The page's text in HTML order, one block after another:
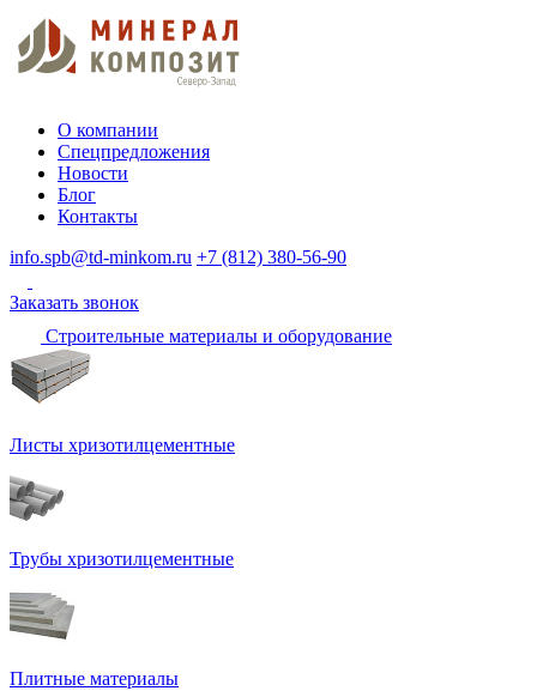
О компании
Спецпредложения
Новости
Блог
Контакты
info.spb@td-minkom.ru +7 (812) 380-56-90
Заказать звонок
Строительные материалы и оборудование
Листы хризотилцементные
Трубы хризотилцементные
Плитные материалы